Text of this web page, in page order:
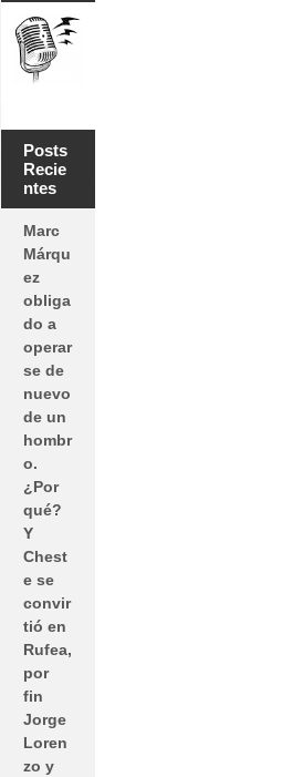
Posts
Recie
ntes
Marc
Márqu
ez
obliga
do a
operar
se de
nuevo
de un
hombr
o.
¿Por
qué?
Y
Chest
e se
convir
tió en
Rufea,
por
fin
Jorge
Loren
zo y